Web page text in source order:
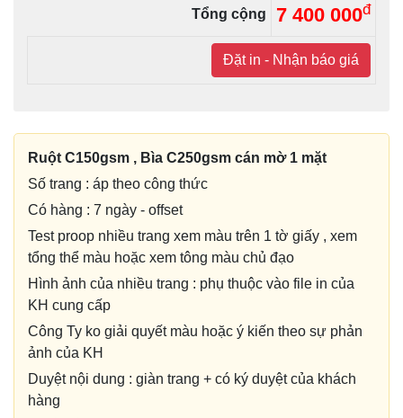
Tổng cộng 7 400 000đ
Đặt in - Nhận báo giá
Ruột C150gsm , Bìa C250gsm cán mờ 1 mặt
Số trang : áp theo công thức
Có hàng : 7 ngày - offset
Test proop nhiều trang xem màu trên 1 tờ giấy , xem
tổng thể màu hoặc xem tông màu chủ đạo
Hình ảnh của nhiều trang : phụ thuộc vào file in của
KH cung cấp
Công Ty ko giải quyết màu hoặc ý kiến theo sự phản
ảnh của KH
Duyệt nội dung : giàn trang + có ký duyệt của khách
hàng